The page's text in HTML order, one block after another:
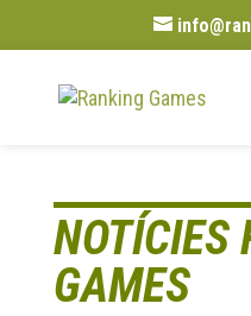
NOTÍCIES
GAMES